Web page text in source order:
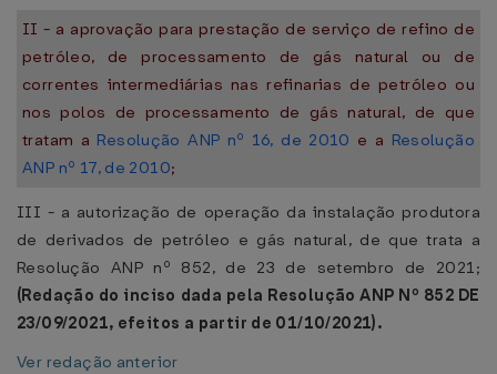
II - a aprovação para prestação de serviço de refino de
petróleo, de processamento de gás natural ou de
correntes intermediárias nas refinarias de petróleo ou
nos polos de processamento de gás natural, de que
tratam a Resolução ANP nº 16, de 2010 e a Resolução
ANP nº 17, de 2010;
III - a autorização de operação da instalação produtora
de derivados de petróleo e gás natural, de que trata a
Resolução ANP nº 852, de 23 de setembro de 2021;
(Redação do inciso dada pela Resolução ANP Nº 852 DE
23/09/2021, efeitos a partir de 01/10/2021).
Ver redação anterior